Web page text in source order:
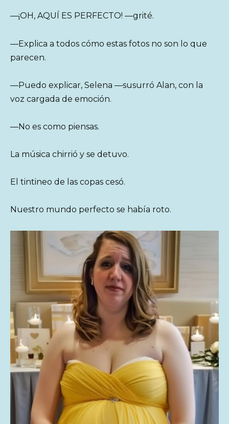
—¡OH, AQUÍ ES PERFECTO! —grité.
—Explica a todos cómo estas fotos no son lo que
parecen.
—Puedo explicar, Selena —susurró Alan, con la
voz cargada de emoción.
—No es como piensas.
La música chirrió y se detuvo.
El tintineo de las copas cesó.
Nuestro mundo perfecto se había roto.